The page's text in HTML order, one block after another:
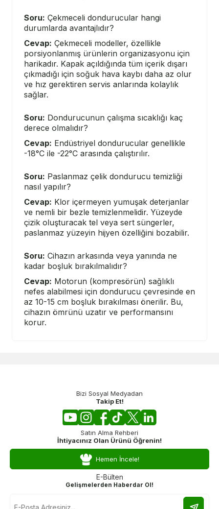
Soru: Çekmeceli dondurucular hangi
durumlarda avantajlıdır?
Cevap: Çekmeceli modeller, özellikle
porsiyonlanmış ürünlerin organizasyonu için
harikadır. Kapak açıldığında tüm içerik dışarı
çıkmadığı için soğuk hava kaybı daha az olur
ve hız gerektiren servis anlarında kolaylık
sağlar.
Soru: Dondurucunun çalışma sıcaklığı kaç
derece olmalıdır?
Cevap: Endüstriyel dondurucular genellikle
-18°C ile -22°C arasında çalıştırılır.
Soru: Paslanmaz çelik dondurucu temizliği
nasıl yapılır?
Cevap: Klor içermeyen yumuşak deterjanlar
ve nemli bir bezle temizlenmelidir. Yüzeyde
çizik oluşturacak tel veya sert süngerler,
paslanmaz yüzeyin hijyen özelliğini bozabilir.
Soru: Cihazın arkasında veya yanında ne
kadar boşluk bırakılmalıdır?
Cevap: Motorun (kompresörün) sağlıklı
nefes alabilmesi için dondurucu çevresinde en
az 10-15 cm boşluk bırakılması önerilir. Bu,
cihazın ömrünü uzatır ve performansını
korur.
Bizi Sosyal Medyadan
Takip Et!
Satın Alma Rehberi
İhtiyacınız Olan Ürünü Öğrenin!
Hemen İncele!
E-Bülten
Gelişmelerden Haberdar Ol!